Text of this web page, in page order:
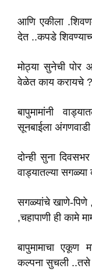
आणि एकीला
देत ..कपडे
मोठ्या सुनेची पोर
वेळेत काय करायचे ?
बापुमामांनी
सूनबाईला
दोन्ही सुना
वाड्यातल्या
सगळ्यांचे खाणे-पिणे
,चहापाणी ही कामे
बापुमामाचा एकूण
कल्पना सुचली ..तसे